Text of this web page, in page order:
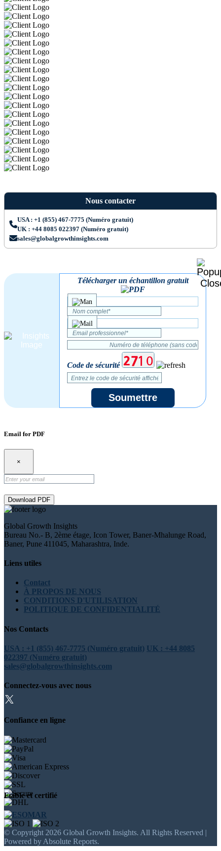
Nous contacter
USA : +1 (855) 467-7775 (Numéro gratuit)
UK : +44 8085 022397 (Numéro gratuit)
sales@globalgrowthinsights.com
Télécharger un échantillon gratuit
Code de sécurité
Soumettre
Email for PDF
×
Download PDF
Global Growth Insights
Bureau No.- B, 2ème étage, Icon Tower, Baner-Mhalunge Road,
Baner, Pune 411045, Maharashtra, Inde.
Liens utiles
Contact
À PROPOS DE NOUS
CONDITIONS D'UTILISATION
POLITIQUE DE CONFIDENTIALITÉ
Nos Contacts
USA : +1 (855) 467-7775 (Numéro gratuit) UK : +44 8085
022397 (Numéro gratuit)
sales@globalgrowthinsights.com
Connectez-vous avec nous
Confiance en ligne
Fiable et certifié
© Copyright 2026 Global Growth Insights. All Rights Reserved |
Powered by Absolute Reports.